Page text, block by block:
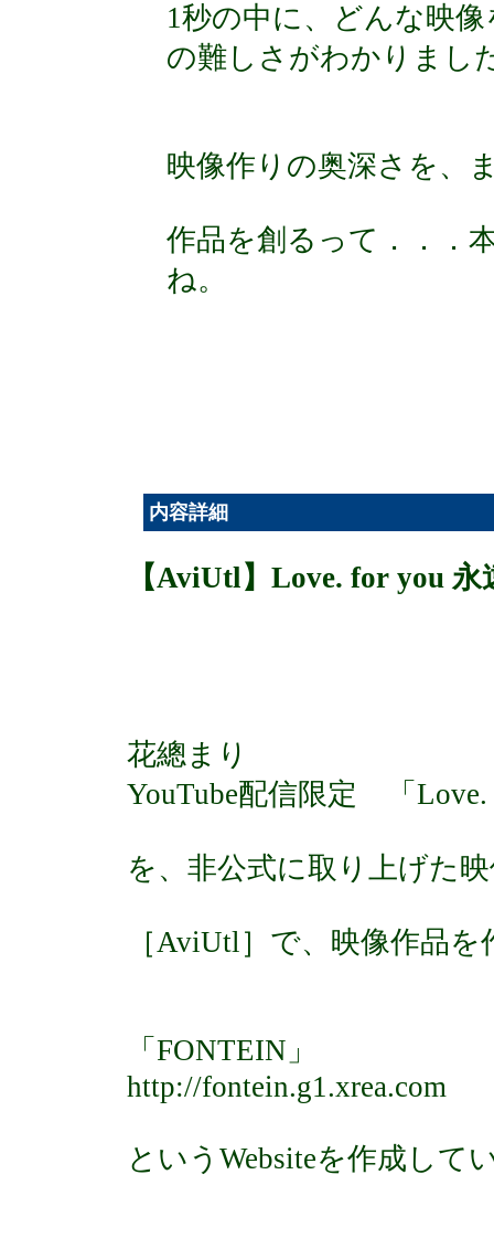
1秒の中に、どんな映
の難しさがわかりまし
映像作りの奥深さを、
作品を創るって．．．
ね。
内容詳細
【AviUtl】Love. for you
花總まり
YouTube配信限定 「Love.
を、非公式に取り上げた
［AviUtl］で、映像作品を
「FONTEIN」
http://fontein.g1.xrea.com
というWebsiteを作成して